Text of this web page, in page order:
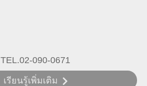
TEL.02-090-0671
เรียนรู้เพิ่มเติม